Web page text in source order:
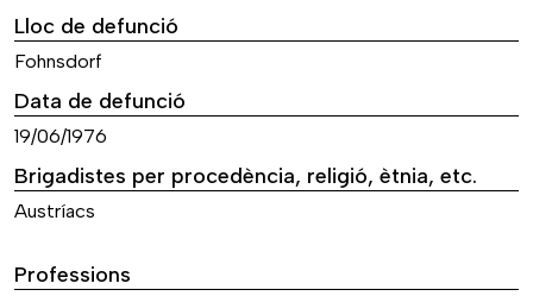
Lloc de defunció
Fohnsdorf
Data de defunció
19/06/1976
Brigadistes per procedència, religió, ètnia, etc.
Austríacs
Professions